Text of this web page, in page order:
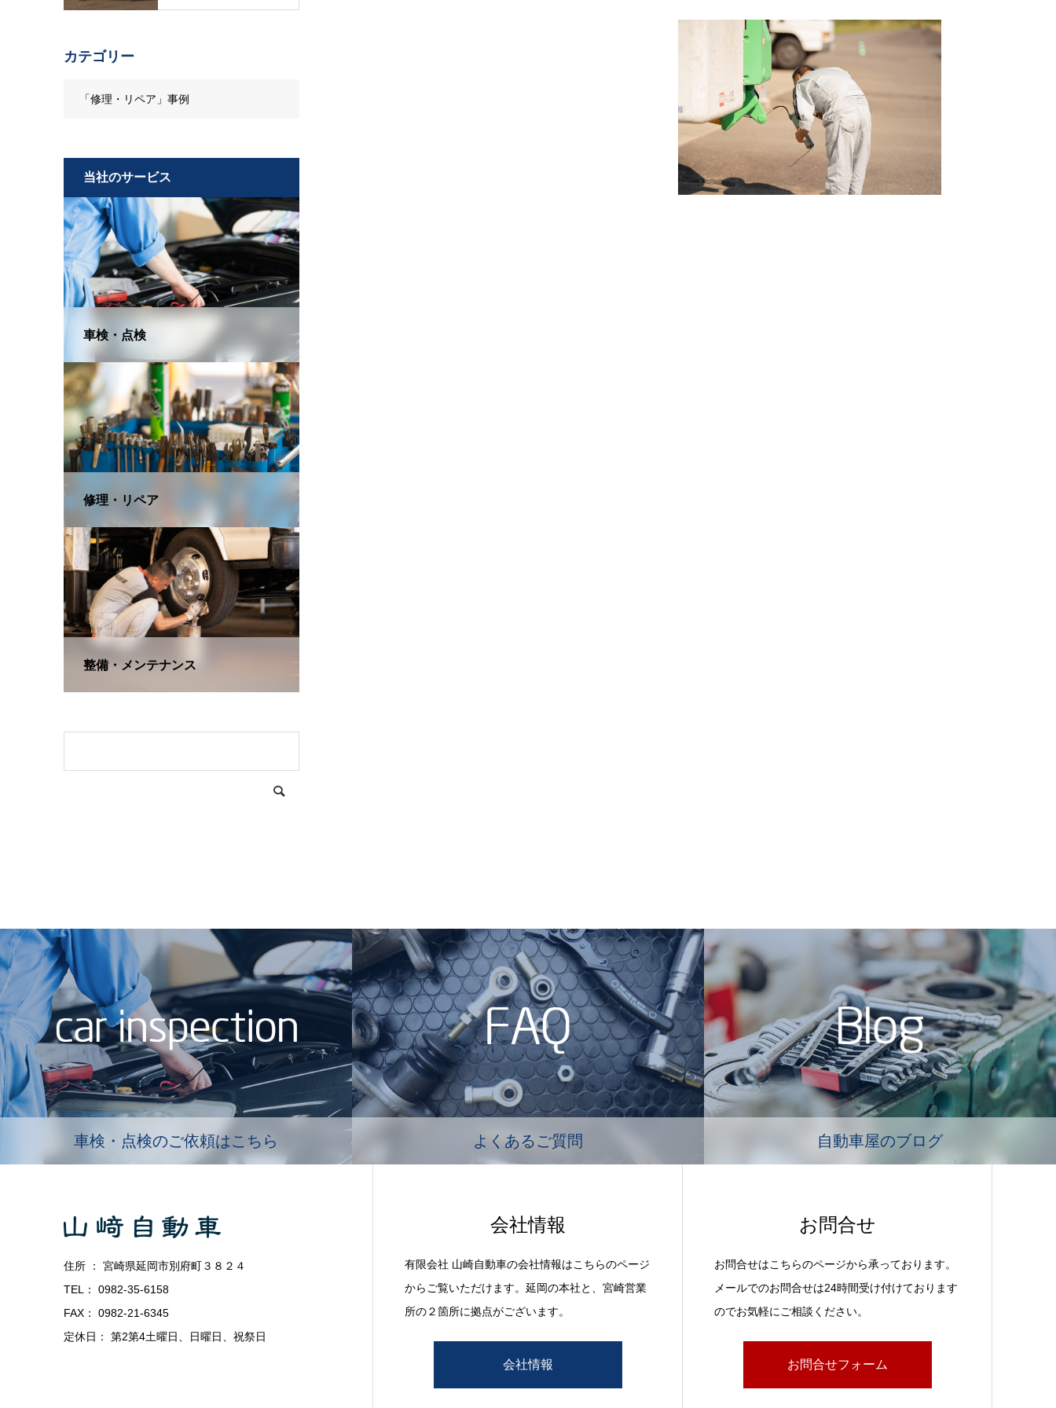
カテゴリー
「修理・リペア」事例
当社のサービス
車検・点検
修理・リペア
整備・メンテナンス
車検・点検のご依頼はこちら よくあるご質問 自動車屋のブログ
住所 ： 宮崎県延岡市別府町３８２４
TEL： 0982-35-6158
FAX： 0982-21-6345
定休日： 第2第4土曜日、日曜日、祝祭日
会社情報
有限会社 山崎自動車の会社情報はこちらのページ
からご覧いただけます。延岡の本社と、宮崎営業
所の２箇所に拠点がございます。
会社情報
お問合せ
お問合せはこちらのページから承っております。
メールでのお問合せは24時間受け付けております
のでお気軽にご相談ください。
お問合せフォーム